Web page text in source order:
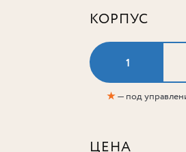
КОРПУС
1
★— под
ЦЕНА